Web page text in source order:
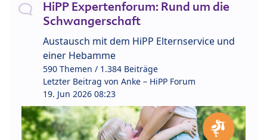
HiPP Expertenforum: Rund um die
Schwangerschaft
Austausch mit dem HiPP Elternservice und
einer Hebamme
590 Themen / 1.384 Beiträge
Letzter Beitrag von Anke – HiPP Forum
19. Jun 2026 08:23